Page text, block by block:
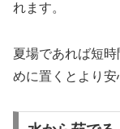
れます。
夏場であれば短
めに置くとより安